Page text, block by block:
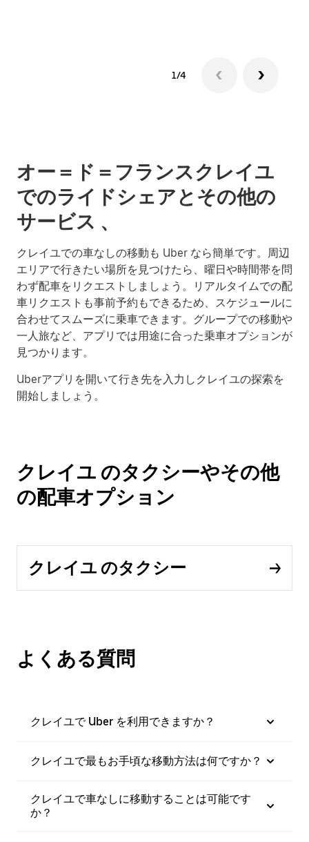
1/4
オー＝ド＝フランスクレイユ
でのライドシェアとその他の
サービス 、
クレイユでの車なしの移動も Uber なら簡単です。周辺
エリアで行きたい場所を見つけたら、曜日や時間帯を問
わず配車をリクエストしましょう。リアルタイムでの配
車リクエストも事前予約もできるため、スケジュールに
合わせてスムーズに乗車できます。グループでの移動や
一人旅など、アプリでは用途に合った乗車オプションが
見つかります。
Uberアプリを開いて行き先を入力しクレイユの探索を
開始しましょう。
クレイユ のタクシーやその他
の配車オプション
クレイユ のタクシー
よくある質問
クレイユで Uber を利用できますか？
クレイユで最もお手頃な移動方法は何ですか？
クレイユで車なしに移動することは可能です
か？